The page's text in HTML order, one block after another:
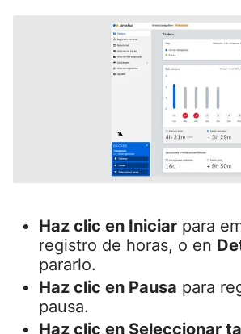
Haz clic en Iniciar para
registro de horas, o en
pararlo.
Haz clic en Pausa para
pausa.
Haz clic en Seleccionar